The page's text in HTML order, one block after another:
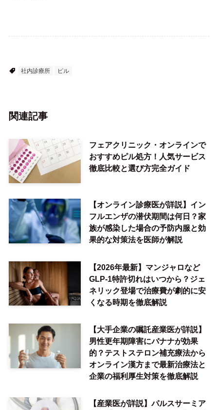
社内診療所
ピル
関連記事
フェアクリニック・オンラインで
おすすめピル処方！人気サービス
徹底比較と選び方完全ガイド
【オンライン診療医が詳説】イン
フルエンザの潜伏期間は何日？家
族が感染した場合の予防内服と効
果的な対策法を医師が解説
【2026年最新】マンジャロなど
GLP-1特許切れはいつから？ジェ
ネリック登場で治療費が劇的に安
くなる時期を徹底解説
【大手企業の嘱託産業医が詳説】
男性更年期障害にバナナが効果
的？テストステロン補充療法から
オンライン漢方まで最新治療法と
企業の福利厚生対策を徹底解説
【産業医が詳説】パルスサーミア